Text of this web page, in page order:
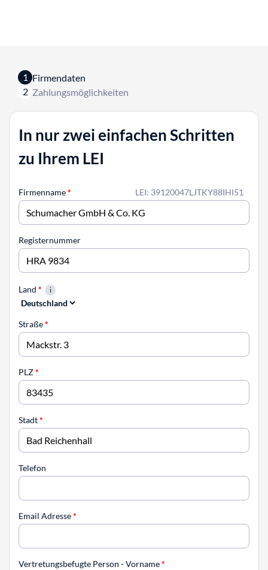
1 Firmendaten
2 Zahlungsmöglichkeiten
In nur zwei einfachen Schritten
zu Ihrem LEI
LEI: 39120047LJTKY88IHI51
Firmenname*
Registernummer
Land *
Straße*
PLZ*
Stadt*
Telefon
Email Adresse*
Vertretungsbefugte Person - Vorname*